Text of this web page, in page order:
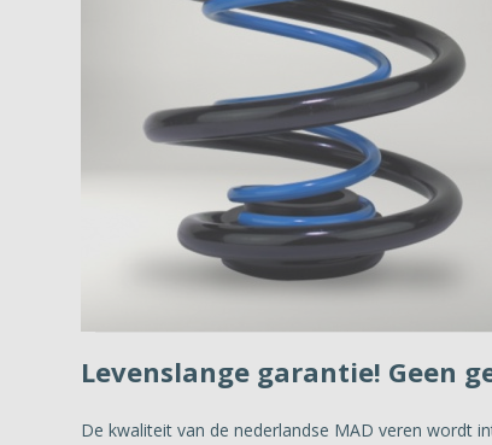
Levenslange garantie! Geen
De kwaliteit van de nederlandse MAD veren wordt